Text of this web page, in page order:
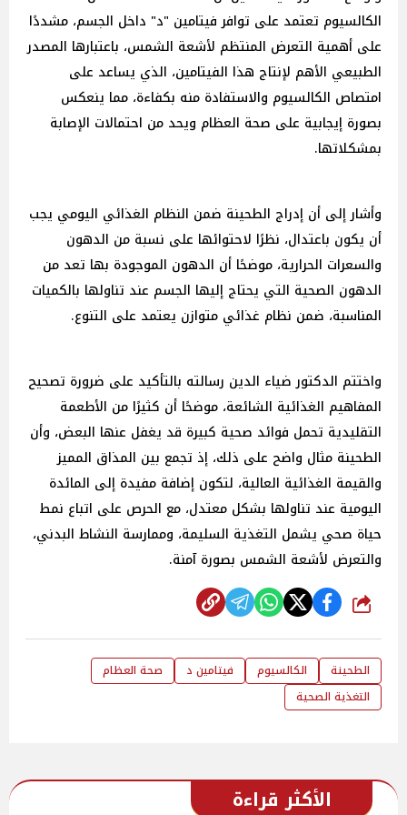
الكالسيوم تعتمد على توافر فيتامين "د" داخل الجسم، مشددًا
على أهمية التعرض المنتظم لأشعة الشمس، باعتبارها المصدر
الطبيعي الأهم لإنتاج هذا الفيتامين، الذي يساعد على
امتصاص الكالسيوم والاستفادة منه بكفاءة، مما ينعكس
بصورة إيجابية على صحة العظام ويحد من احتمالات الإصابة
بمشكلاتها.
وأشار إلى أن إدراج الطحينة ضمن النظام الغذائي اليومي يجب
أن يكون باعتدال، نظرًا لاحتوائها على نسبة من الدهون
والسعرات الحرارية، موضحًا أن الدهون الموجودة بها تعد من
الدهون الصحية التي يحتاج إليها الجسم عند تناولها بالكميات
المناسبة، ضمن نظام غذائي متوازن يعتمد على التنوع.
واختتم الدكتور ضياء الدين رسالته بالتأكيد على ضرورة تصحيح
المفاهيم الغذائية الشائعة، موضحًا أن كثيرًا من الأطعمة
التقليدية تحمل فوائد صحية كبيرة قد يغفل عنها البعض، وأن
الطحينة مثال واضح على ذلك، إذ تجمع بين المذاق المميز
والقيمة الغذائية العالية، لتكون إضافة مفيدة إلى المائدة
اليومية عند تناولها بشكل معتدل، مع الحرص على اتباع نمط
حياة صحي يشمل التغذية السليمة، وممارسة النشاط البدني،
والتعرض لأشعة الشمس بصورة آمنة.
شارك
الطحينة الكالسيوم فيتامين د
صحة العظام
التغذية الصحية
الأكثر قراءة